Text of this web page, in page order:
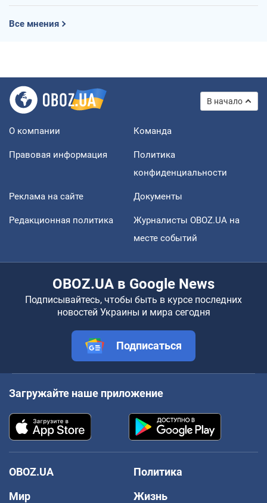
Все мнения
В начало
О компании Команда
Правовая информация
Политика
конфиденциальности
Реклама на сайте Документы
Редакционная политика
Журналисты OBOZ.UA на
месте событий
OBOZ.UA в Google News
Подписывайтесь, чтобы быть в курсе последних
новостей Украины и мира сегодня
Подписаться
Загружайте наше приложение
OBOZ.UA
Политика
Мир
Жизнь